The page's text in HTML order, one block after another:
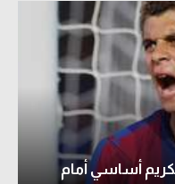
أساسي أمام